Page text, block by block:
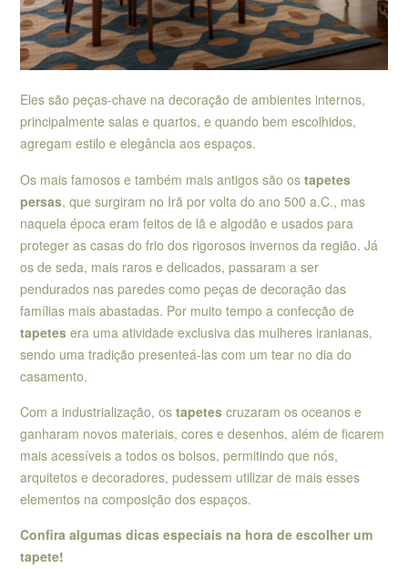
Eles são peças-chave na decoração de ambientes internos,
principalmente salas e quartos, e quando bem escolhidos,
agregam estilo e elegância aos espaços.
Os mais famosos e também mais antigos são os tapetes
persas, que surgiram no Irã por volta do ano 500 a.C., mas
naquela época eram feitos de lã e algodão e usados para
proteger as casas do frio dos rigorosos invernos da região. Já
os de seda, mais raros e delicados, passaram a ser
pendurados nas paredes como peças de decoração das
famílias mais abastadas. Por muito tempo a confecção de
tapetes era uma atividade exclusiva das mulheres iranianas,
sendo uma tradição presenteá-las com um tear no dia do
casamento.
Com a industrialização, os tapetes cruzaram os oceanos e
ganharam novos materiais, cores e desenhos, além de ficarem
mais acessíveis a todos os bolsos, permitindo que nós,
arquitetos e decoradores, pudessem utilizar de mais esses
elementos na composição dos espaços.
Confira algumas dicas especiais na hora de escolher um
tapete!